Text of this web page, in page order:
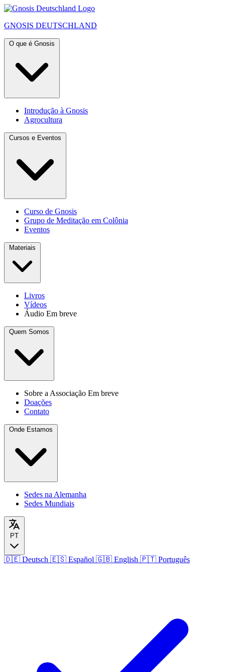
GNOSIS DEUTSCHLAND
O que é Gnosis
Introdução à Gnosis
Agrocultura
Cursos e Eventos
Curso de Gnosis
Grupo de Meditação em Colônia
Eventos
Materiais
Livros
Vídeos
Áudio Em breve
Quem Somos
Sobre a Associação Em breve
Doações
Contato
Onde Estamos
Sedes na Alemanha
Sedes Mundiais
PT
🇩🇪 Deutsch 🇪🇸 Español 🇬🇧 English 🇵🇹 Português